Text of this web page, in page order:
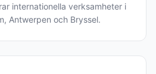
internationella verksamheter i
Antwerpen och Bryssel.